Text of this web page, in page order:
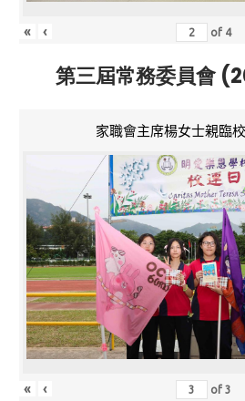
« ‹ of 4
第三屆常務委員會
家職會主席楊女士親臨
« ‹ of3